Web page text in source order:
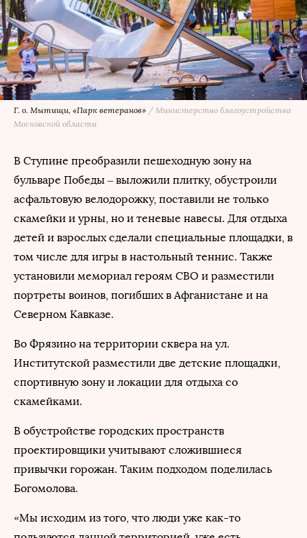
Г. о. Мытищи, «Парк ветеранов» / Министерство благоустройства
Московской области
В Ступине преобразили пешеходную зону на
бульваре Победы – выложили плитку, обустроили
асфальтовую велодорожку, поставили не только
скамейки и урны, но и теневые навесы. Для отдыха
детей и взрослых сделали специальные площадки, в
том числе для игры в настольный теннис. Также
установили мемориал героям СВО и разместили
портреты воинов, погибших в Афганистане и на
Северном Кавказе.
Во Фрязино на территории сквера на ул.
Институтской разместили две детские площадки,
спортивную зону и локации для отдыха со
скамейками.
В обустройстве городских пространств
проектировщики учитывают сложившиеся
привычки горожан. Таким подходом поделилась
Богомолова.
«Мы исходим из того, что люди уже как-то